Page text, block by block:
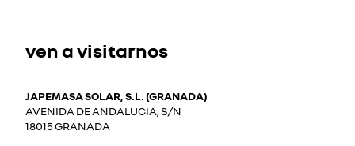
ven a visitarnos
JAPEMASA SOLAR, S.L. (GRANADA)
AVENIDA DE ANDALUCIA, S/N
18015 GRANADA